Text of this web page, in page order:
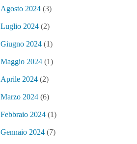
Agosto 2024 (3)
Luglio 2024 (2)
Giugno 2024 (1)
Maggio 2024 (1)
Aprile 2024 (2)
Marzo 2024 (6)
Febbraio 2024 (1)
Gennaio 2024 (7)